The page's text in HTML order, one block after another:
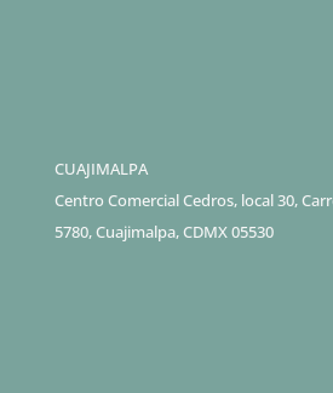
CUAJIMALPA
Centro Comercial Cedros, local 30,
5780, Cuajimalpa, CDMX 05530